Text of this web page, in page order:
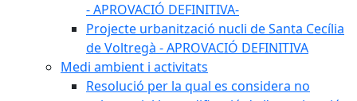
- APROVACIÓ DEFINITIVA-
Projecte urbanització nucli de Santa Cecília
de Voltregà - APROVACIÓ DEFINITIVA
Medi ambient i activitats
Resolució per la qual es considera no